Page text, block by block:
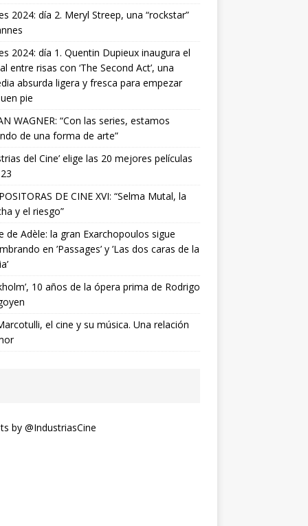
2024: día 2. Meryl Streep, una “rockstar”
2024: día 1. Quentin Dupieux inaugura el
entre risas con ‘The Second Act’, una
absurda ligera y fresca para empezar
pie
WAGNER: “Con las series, estamos
de una forma de arte”
del Cine’ elige las 20 mejores películas
DE CINE XVI: “Selma Mutal, la
y el riesgo”
de Adèle: la gran Exarchopoulos sigue
en ’Passages’ y ’Las dos caras de la
10 años de la ópera prima de Rodrigo
el cine y su música. Una relación
by @IndustriasCine